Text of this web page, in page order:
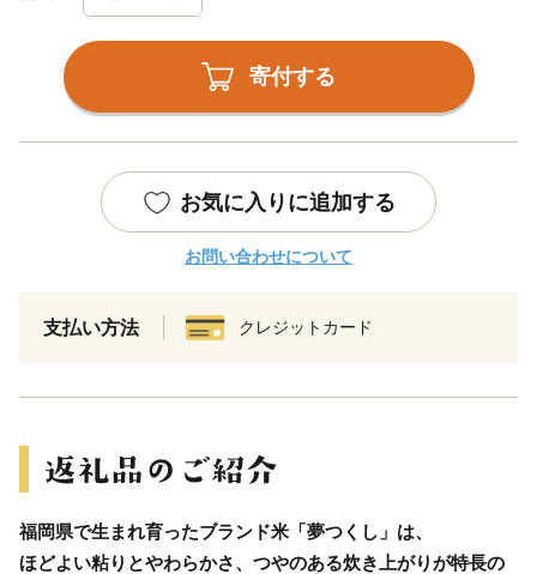
寄付する
お気に入りに追加する
お問い合わせについて
支払い方法 クレジットカード
福岡県で生まれ育ったブランド米「夢つくし」は、
ほどよい粘りとやわらかさ、つやのある炊き上がりが特長の